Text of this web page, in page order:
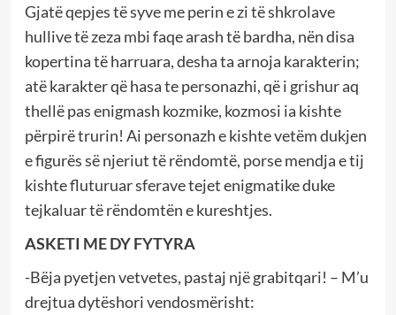
Gjatë qepjes të syve me perin e zi të shkrolave
hullive të zeza mbi faqe arash të bardha, nën disa
kopertina të harruara, desha ta arnoja karakterin;
atë karakter që hasa te personazhi, që i grishur aq
thellë pas enigmash kozmike, kozmosi ia kishte
përpirë trurin! Ai personazh e kishte vetëm dukjen
e figurës së njeriut të rëndomtë, porse mendja e tij
kishte fluturuar sferave tejet enigmatike duke
tejkaluar të rëndomtën e kureshtjes.
ASKETI ME DY FYTYRA
-Bëja pyetjen vetvetes, pastaj një grabitqari! – M’u
drejtua dytëshori vendosmërisht: